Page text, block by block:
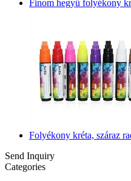
Finom hegyű folyékony
Folyékony kréta, száraz
Send Inquiry
Categories